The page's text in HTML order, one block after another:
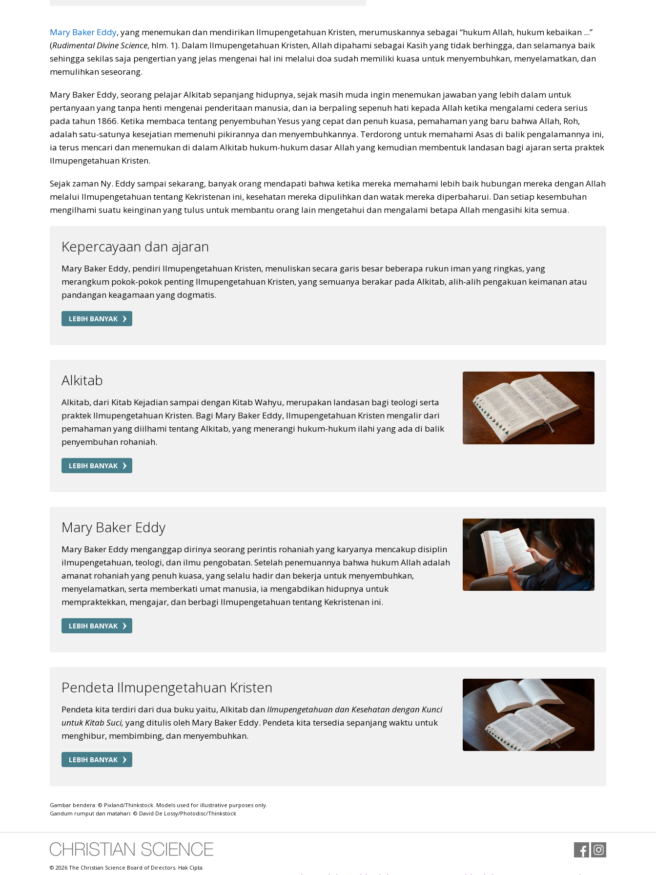
Mary Baker Eddy, yang menemukan dan mendirikan Ilmupengetahuan Kristen, merumuskannya sebagai “hukum Allah, hukum kebaikan ...”
(Rudimental Divine Science, hlm. 1). Dalam Ilmupengetahuan Kristen, Allah dipahami sebagai Kasih yang tidak berhingga, dan selamanya baik
sehingga sekilas saja pengertian yang jelas mengenai hal ini melalui doa sudah memiliki kuasa untuk menyembuhkan, menyelamatkan, dan
memulihkan seseorang.
Mary Baker Eddy, seorang pelajar Alkitab sepanjang hidupnya, sejak masih muda ingin menemukan jawaban yang lebih dalam untuk
pertanyaan yang tanpa henti mengenai penderitaan manusia, dan ia berpaling sepenuh hati kepada Allah ketika mengalami cedera serius
pada tahun 1866. Ketika membaca tentang penyembuhan Yesus yang cepat dan penuh kuasa, pemahaman yang baru bahwa Allah, Roh,
adalah satu-satunya kesejatian memenuhi pikirannya dan menyembuhkannya. Terdorong untuk memahami Asas di balik pengalamannya ini,
ia terus mencari dan menemukan di dalam Alkitab hukum-hukum dasar Allah yang kemudian membentuk landasan bagi ajaran serta praktek
Ilmupengetahuan Kristen.
Sejak zaman Ny. Eddy sampai sekarang, banyak orang mendapati bahwa ketika mereka memahami lebih baik hubungan mereka dengan Allah
melalui Ilmupengetahuan tentang Kekristenan ini, kesehatan mereka dipulihkan dan watak mereka diperbaharui. Dan setiap kesembuhan
mengilhami suatu keinginan yang tulus untuk membantu orang lain mengetahui dan mengalami betapa Allah mengasihi kita semua.
Kepercayaan dan ajaran
Mary Baker Eddy, pendiri Ilmupengetahuan Kristen, menuliskan secara garis besar beberapa rukun iman yang ringkas, yang
merangkum pokok-pokok penting Ilmupengetahuan Kristen, yang semuanya berakar pada Alkitab, alih-alih pengakuan keimanan atau
pandangan keagamaan yang dogmatis.
LEBIH BANYAK
Alkitab
Alkitab, dari Kitab Kejadian sampai dengan Kitab Wahyu, merupakan landasan bagi teologi serta
praktek Ilmupengetahuan Kristen. Bagi Mary Baker Eddy, Ilmupengetahuan Kristen mengalir dari
pemahaman yang diilhami tentang Alkitab, yang menerangi hukum-hukum ilahi yang ada di balik
penyembuhan rohaniah.
LEBIH BANYAK
Mary Baker Eddy
Mary Baker Eddy menganggap dirinya seorang perintis rohaniah yang karyanya mencakup disiplin
ilmupengetahuan, teologi, dan ilmu pengobatan. Setelah penemuannya bahwa hukum Allah adalah
amanat rohaniah yang penuh kuasa, yang selalu hadir dan bekerja untuk menyembuhkan,
menyelamatkan, serta memberkati umat manusia, ia mengabdikan hidupnya untuk
mempraktekkan, mengajar, dan berbagi Ilmupengetahuan tentang Kekristenan ini.
LEBIH BANYAK
Pendeta Ilmupengetahuan Kristen
Pendeta kita terdiri dari dua buku yaitu, Alkitab danIlmupengetahuan dan Kesehatan dengan Kunci
untuk Kitab Suci, yang ditulis oleh Mary Baker Eddy. Pendeta kita tersedia sepanjang waktu untuk
menghibur, membimbing, dan menyembuhkan.
LEBIH BANYAK
Gambar bendera: © Pixland/Thinkstock. Models used for illustrative purposes only.
Gandum rumput dan matahari: © David De Lossy/Photodisc/Thinkstock
FacebookInstagram
© 2026 The Christian Science Board of Directors. Hak Cipta